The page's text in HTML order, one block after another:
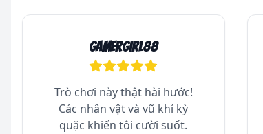
GamerGirl88
Trò chơi này thật hài hước!
Các nhân vật và vũ khí kỳ
quặc khiến tôi cười suốt.